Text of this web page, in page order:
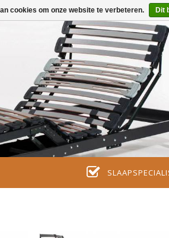
matras
bij dementie -
cookies om onze website te verbeteren. Dit